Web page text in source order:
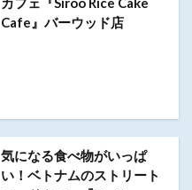
Cafe』バーウッド店
気になる食べ物がいっぱ
い！ベトナムのストリート